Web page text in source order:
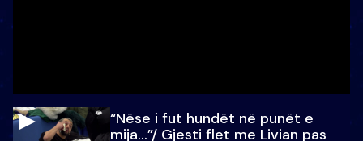
“Nëse i fut hundët në punët e
mija…”/ Gjesti flet me Livian pas